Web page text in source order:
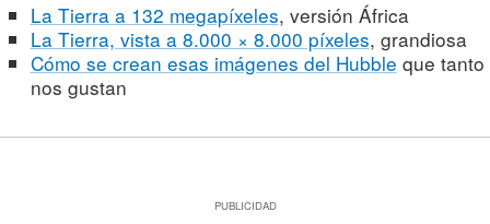
La Tierra a 132 megapíxeles, versión África
La Tierra, vista a 8.000 × 8.000 píxeles, grandiosa
Cómo se crean esas imágenes del Hubble que tanto
nos gustan
PUBLICIDAD